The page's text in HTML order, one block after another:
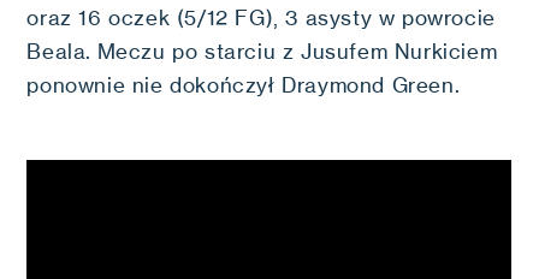
oraz 16 oczek (5/12 FG), 3 asysty w powrocie
Beala. Meczu po starciu z Jusufem Nurkiciem
ponownie nie dokończył Draymond Green.